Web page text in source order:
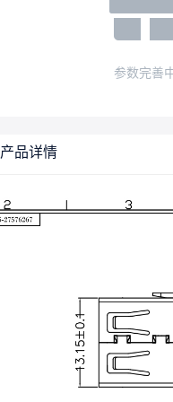
参数完善
产品详情